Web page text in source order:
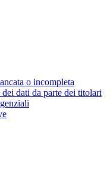
o incompleta
dati da parte dei titolari